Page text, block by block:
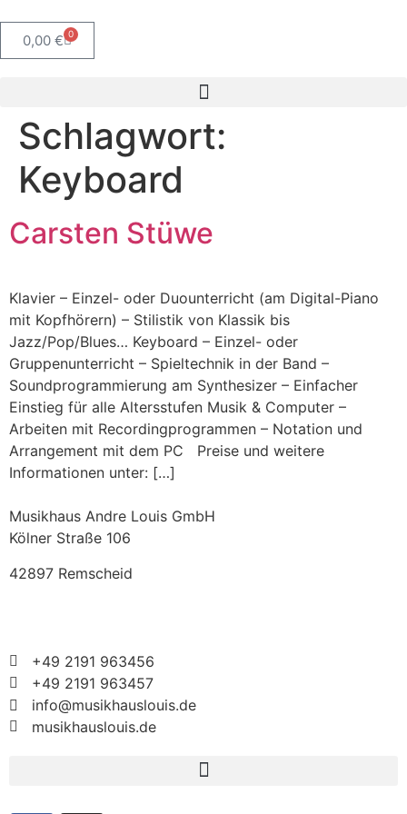
0,00 € 0
Schlagwort:
Keyboard
Carsten Stüwe
Klavier – Einzel- oder Duounterricht (am Digital-Piano
mit Kopfhörern) – Stilistik von Klassik bis
Jazz/Pop/Blues… Keyboard – Einzel- oder
Gruppenunterricht – Spieltechnik in der Band –
Soundprogrammierung am Synthesizer – Einfacher
Einstieg für alle Altersstufen Musik & Computer –
Arbeiten mit Recordingprogrammen – Notation und
Arrangement mit dem PC Preise und weitere
Informationen unter: […]
Musikhaus Andre Louis GmbH
Kölner Straße 106
42897 Remscheid
+49 2191 963456
+49 2191 963457
info@musikhauslouis.de
musikhauslouis.de